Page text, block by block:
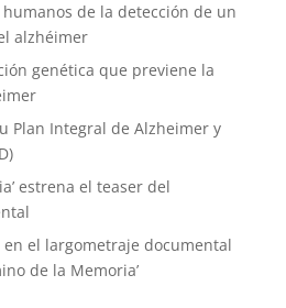
de la detección de un
alzhéimer
genética que previene la
Plan Integral de Alzheimer y
estrena el teaser del
el largometraje documental
de la Memoria’